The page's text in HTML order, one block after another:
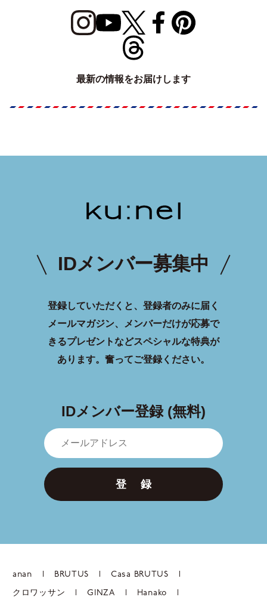
最新の情報をお届けします
IDメンバー募集中
登録していただくと、登録者のみに届く
メールマガジン、メンバーだけが応募で
きるプレゼントなどスペシャルな特典が
あります。 奮ってご登録ください。
IDメンバー登録 (無料)
登 録
anan BRUTUS Casa BRUTUS
クロワッサン GINZA Hanako